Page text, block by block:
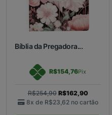
Bíblia da Pregadora...
R$154,76Pix
R$254,90 R$162,90
8x de R$23,62 no cartão